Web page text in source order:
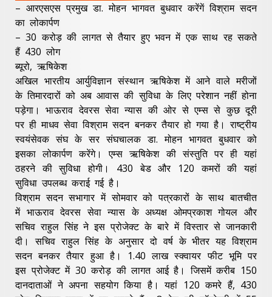
– आरएसएस प्रमुख डा. मोहन भागवत बुधवार करेंगें विश्राम सदन
का लोकार्पण
– 30 करोड़ की लागत से तैयार हुए भवन में एक साथ रह सकते
हैं 430 लोग
ब्यूरो, ऋषिकेश
अखिल भारतीय आर्युविज्ञान संस्थान ऋषिकेश में आने वाले मरीजों
के तिमारदारों को अब आवास की सुविधा के लिए परेशान नहीं होना
पड़ेगा। भाऊराव देवरस सेवा न्यास की ओर से एम्स से कुछ दूरी
पर ही माधव सेवा विश्राम सदन बनकर तैयार हो गया है। राष्ट्रीय
स्वयंसेवक संघ के सर संघचालक डा. मोहन भागवत बुधवार को
इसका लोकार्पण करेंगे। एम्स ऋषिकेश की संस्तुति पर ही यहां
ठहरने की सुविधा होगी। 430 बेड और 120 कमरों की यहां
सुविधा उपलब्ध कराई गई है।
विश्राम सदन सभागार में सोमवार को पत्रकारों के साथ बातचीत
में भाऊराव देवरस सेवा न्यास के अध्यक्ष ओमप्रकाश गोयल और
सचिव राहुल सिंह ने इस प्रोजेक्ट के बारे में विस्तार से जानकारी
दी। सचिव राहुल सिंह के अनुसार दो वर्ष के भीतर यह विश्राम
सदन बनकर तैयार हुआ है। 1.40 लाख स्क्वायर फीट भूमि पर
इस प्रोजेक्ट में 30 करोड़ की लागत आई है। जिसमें करीब 150
दानदाताओं ने अपना सहयोग किया है। यहां 120 कमरे हैं, 430